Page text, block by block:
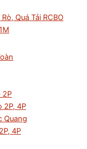
Quá Tải RCBO
2P
2P, 4P
Quang
4P